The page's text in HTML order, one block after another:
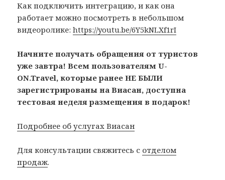
Как подключить интеграцию, и как она
работает можно посмотреть в небольшом
видеоролике:https://youtu.be/6Y5kNLXf1rI
Начните получать обращения от туристов
уже завтра! Всем пользователям U-
ON.Travel, которые ранее НЕ БЫЛИ
зарегистрированы на Виасан, доступна
тестовая неделя размещения в подарок!
Подробнее об услугах Виасан
Для консультации свяжитесь с отделом
продаж.